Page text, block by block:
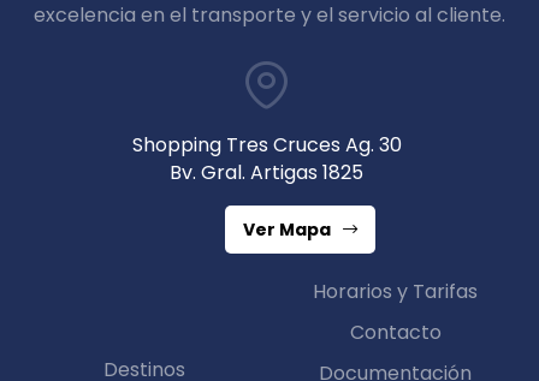
excelencia en el transporte y el servicio al cliente.
Shopping Tres Cruces Ag. 30
Bv. Gral. Artigas 1825
Ver Mapa
Destinos
Horarios y Tarifas
Contacto
Documentación